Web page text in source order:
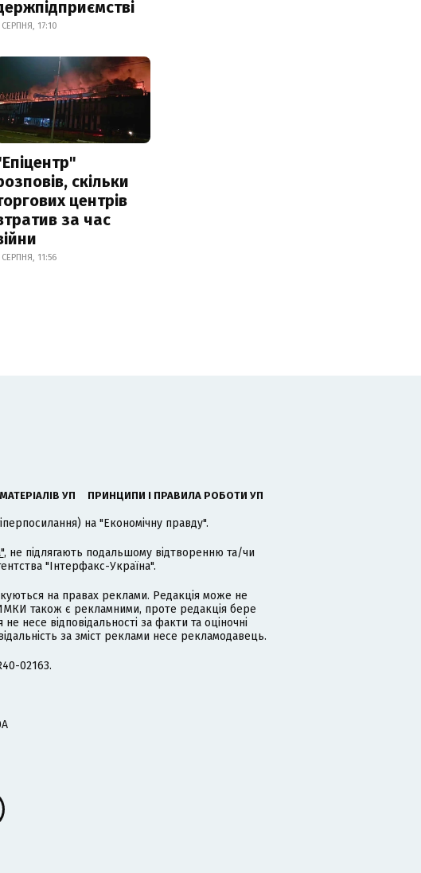
СЕРПНЯ, 17:10
скільки
центрів
за час
СЕРПНЯ, 11:56
УП ПРИНЦИПИ І ПРАВИЛА РОБОТИ УП
на "Економічну правду".
, не підлягають подальшому відтворенню та/чи
"Інтерфакс-Україна".
на правах реклами. Редакція може не
також є рекламними, проте редакція бере
несе відповідальності за факти та оціночні
за зміст реклами несе рекламодавець.
02163.